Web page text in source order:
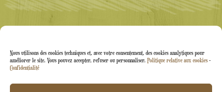
Nous utilisons des cookies techniques et, avec votre consentement, des cookies analytiques pour
améliorer le site. Vous pouvez accepter, refuser ou personnaliser. Politique relative aux cookies -
Confidentialité